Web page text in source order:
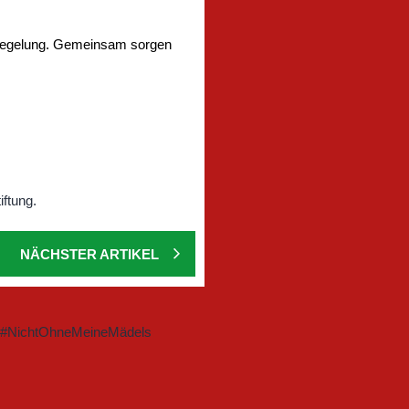
Gemeinsam sorgen
NÄCHSTER ARTIKEL